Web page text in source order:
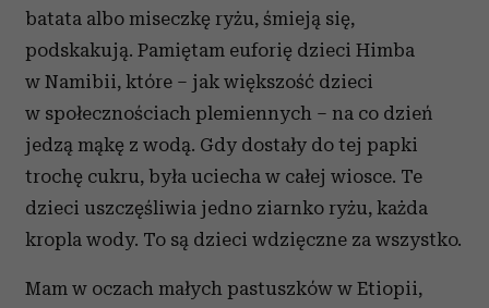
batata albo miseczkę ryżu, śmieją się,
podskakują. Pamiętam euforię dzieci Himba
w Namibii, które – jak większość dzieci
w społecznościach plemiennych – na co dzień
jedzą mąkę z wodą. Gdy dostały do tej papki
trochę cukru, była uciecha w całej wiosce. Te
dzieci uszczęśliwia jedno ziarnko ryżu, każda
kropla wody. To są dzieci wdzięczne za wszystko.
Mam w oczach małych pastuszków w Etiopii,